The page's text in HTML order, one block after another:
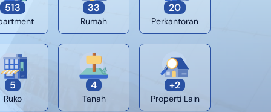
Kontak Rumah123
Hubungi
Rumah123
Feedback
Syarat &
Pengiklan
513 33
Rumah
20
Perkantoran
5
Ruko
4
Tanah
+2
Properti Lain